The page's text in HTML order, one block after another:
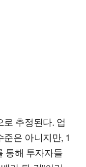
추정된다. 업
은 아니지만, 1
통해 투자자들